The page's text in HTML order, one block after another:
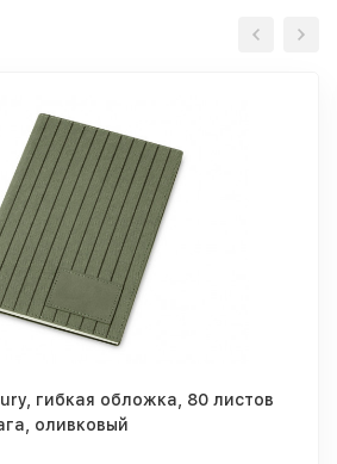
гибкая обложка, 80 листов
оливковый